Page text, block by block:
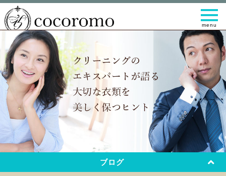
t
o
g
g
l
e
n
a
v
i
g
a
t
i
o
n
ブログ